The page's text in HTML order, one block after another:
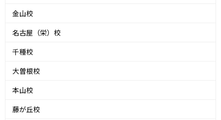
金山校
名古屋（栄）校
千種校
大曽根校
本山校
藤が丘校